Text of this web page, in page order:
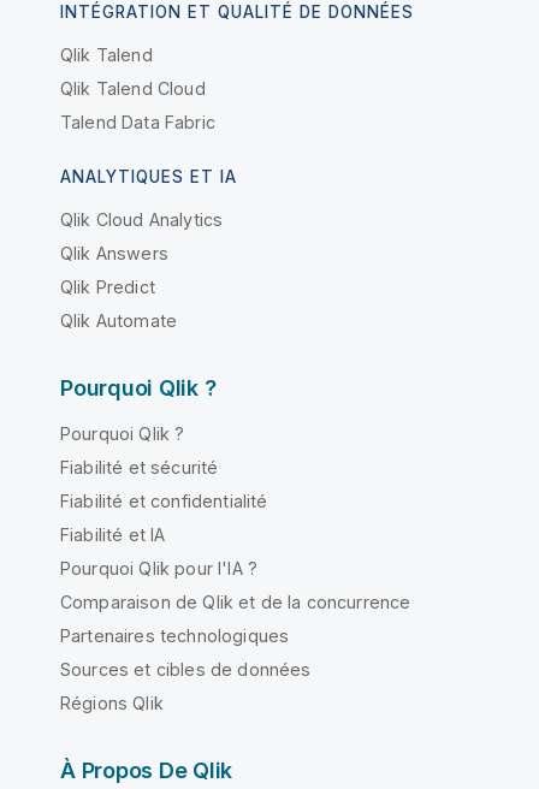
INTÉGRATION ET QUALITÉ DE DONNÉES
Qlik Talend
Qlik Talend Cloud
Talend Data Fabric
ANALYTIQUES ET IA
Qlik Cloud Analytics
Qlik Answers
Qlik Predict
Qlik Automate
Pourquoi Qlik ?
Pourquoi Qlik ?
Fiabilité et sécurité
Fiabilité et confidentialité
Fiabilité et IA
Pourquoi Qlik pour l'IA ?
Comparaison de Qlik et de la concurrence
Partenaires technologiques
Sources et cibles de données
Régions Qlik
À Propos De Qlik